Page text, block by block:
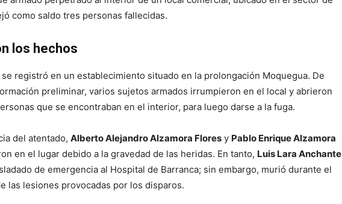
como saldo tres personas fallecidas.
los hechos
registró en un establecimiento situado en la prolongación Moquegua. De
preliminar, varios sujetos armados irrumpieron en el local y abrieron
que se encontraban en el interior, para luego darse a la fuga.
del atentado, Alberto Alejandro Alzamora Flores y Pablo Enrique Alzamora
en el lugar debido a la gravedad de las heridas. En tanto, Luis Lara Anchante
de emergencia al Hospital de Barranca; sin embargo, murió durante el
las lesiones provocadas por los disparos.